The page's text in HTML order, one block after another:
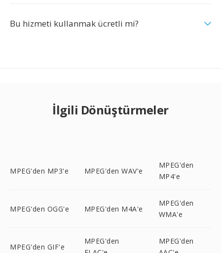
Bu hizmeti kullanmak ücretli mi?
İlgili Dönüştürmeler
MPEG'den MP3'e MPEG'den WAV'e
MPEG'den
MP4'e
MPEG'den OGG'e MPEG'den M4A'e
MPEG'den
WMA'e
MPEG'den GIF'e
MPEG'den
MPEG'den